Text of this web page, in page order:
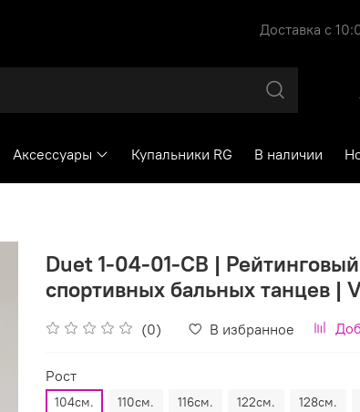
Доставка с
Аксессуары Купальники RG В наличии
Duet 1-04-01-CB |
спортивных бальных танцев |
(0) В избранное
Рост
104см. 110см. 116см. 122см. 128см.